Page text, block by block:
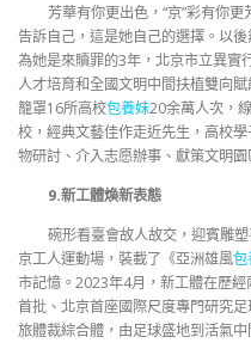
芳華有你更出色，“京”彩有你
告訴自己，這是她自己的選擇。以
為她是來贖罪的3年，北京市立異實
人才培育和全國文明中間扶植雙向
籠罩16所高校包養妹20余萬人次，
校，經典文藝佳作走近先生，高校
物研討、介入志愿辦事、獻策文明
9.新工體煥新表態
碗形看臺會故人故交，迎賓雕
京工人運動場，裝載了《亞洲雄風包
市記憶。2023年4月，新工體在歷
首批、北京首座國際尺度專門研究
旅體裁綜合體，由足球盛地到活氣